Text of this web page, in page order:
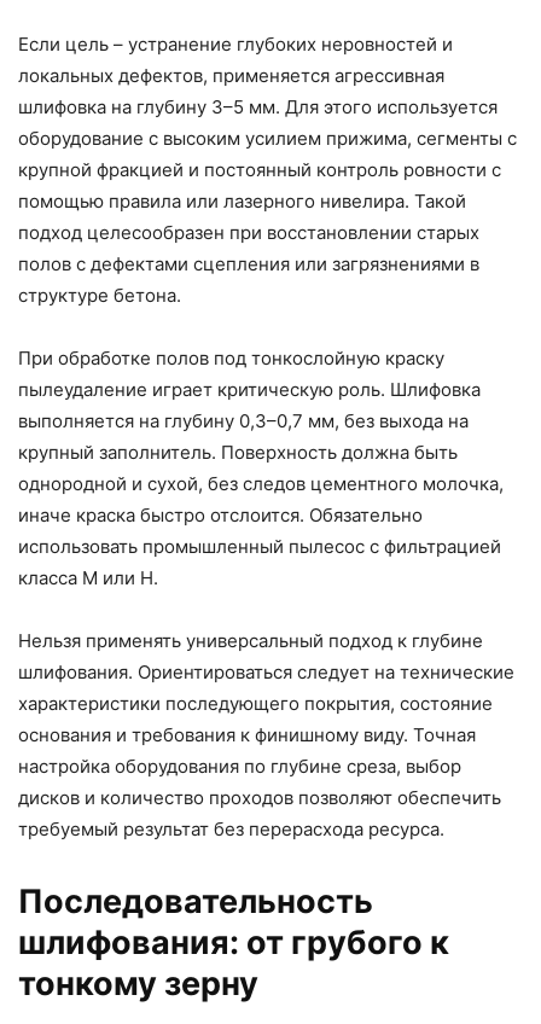
Если цель – устранение глубоких неровностей и
локальных дефектов, применяется агрессивная
шлифовка на глубину 3–5 мм. Для этого используется
оборудование с высоким усилием прижима, сегменты с
крупной фракцией и постоянный контроль ровности с
помощью правила или лазерного нивелира. Такой
подход целесообразен при восстановлении старых
полов с дефектами сцепления или загрязнениями в
структуре бетона.
При обработке полов под тонкослойную краску
пылеудаление играет критическую роль. Шлифовка
выполняется на глубину 0,3–0,7 мм, без выхода на
крупный заполнитель. Поверхность должна быть
однородной и сухой, без следов цементного молочка,
иначе краска быстро отслоится. Обязательно
использовать промышленный пылесос с фильтрацией
класса М или Н.
Нельзя применять универсальный подход к глубине
шлифования. Ориентироваться следует на технические
характеристики последующего покрытия, состояние
основания и требования к финишному виду. Точная
настройка оборудования по глубине среза, выбор
дисков и количество проходов позволяют обеспечить
требуемый результат без перерасхода ресурса.
Последовательность
шлифования: от грубого к
тонкому зерну